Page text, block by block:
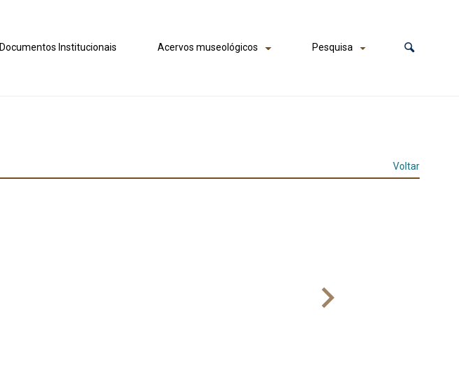
Documentos Institucionais Acervos museológicos Pesquisa
Voltar